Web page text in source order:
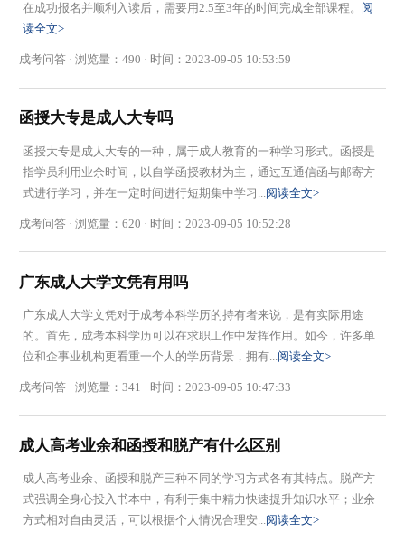
在成功报名并顺利入读后，需要用2.5至3年的时间完成全部课程。 阅
读全文>
成考问答 · 浏览量：490 · 时间：2023-09-05 10:53:59
函授大专是成人大专吗
函授大专是成人大专的一种，属于成人教育的一种学习形式。函授是
指学员利用业余时间，以自学函授教材为主，通过互通信函与邮寄方
式进行学习，并在一定时间进行短期集中学习... 阅读全文>
成考问答 · 浏览量：620 · 时间：2023-09-05 10:52:28
广东成人大学文凭有用吗
广东成人大学文凭对于成考本科学历的持有者来说，是有实际用途
的。首先，成考本科学历可以在求职工作中发挥作用。如今，许多单
位和企事业机构更看重一个人的学历背景，拥有...阅读全文>
成考问答 · 浏览量：341 · 时间：2023-09-05 10:47:33
成人高考业余和函授和脱产有什么区别
成人高考业余、函授和脱产三种不同的学习方式各有其特点。脱产方
式强调全身心投入书本中，有利于集中精力快速提升知识水平；业余
方式相对自由灵活，可以根据个人情况合理安...阅读全文>